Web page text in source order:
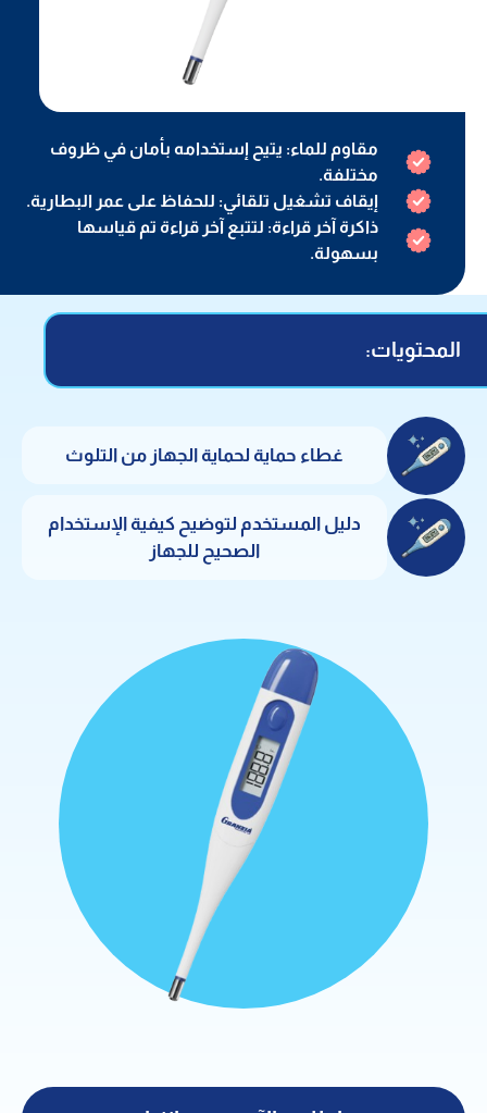
مقاوم للماء: يتيح إستخدامه بأمان في ظروف
مختلفة.
إيقاف تشغيل تلقائي: للحفاظ على عمر البطارية.
ذاكرة آخر قراءة: لتتبع آخر قراءة تم قياسها
بسهولة.
المحتويات:
غطاء حماية لحماية الجهاز من التلوث
دليل المستخدم لتوضيح كيفية الإستخدام
الصحيح للجهاز